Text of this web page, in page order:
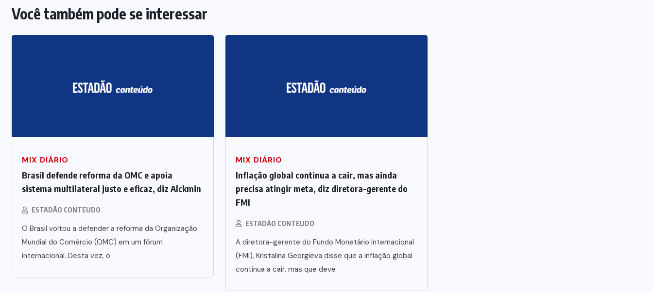
Você também pode se interessar
MIX DIÁRIO
Brasil defende reforma da OMC e apoia
sistema multilateral justo e eficaz, diz Alckmin
ESTADÃO CONTEUDO
O Brasil voltou a defender a reforma da Organização
Mundial do Comércio (OMC) em um fórum
internacional. Desta vez, o
MIX DIÁRIO
Inflação global continua a cair, mas ainda
precisa atingir meta, diz diretora-gerente do
FMI
ESTADÃO CONTEUDO
A diretora-gerente do Fundo Monetário Internacional
(FMI), Kristalina Georgieva disse que a inflação global
continua a cair, mas que deve